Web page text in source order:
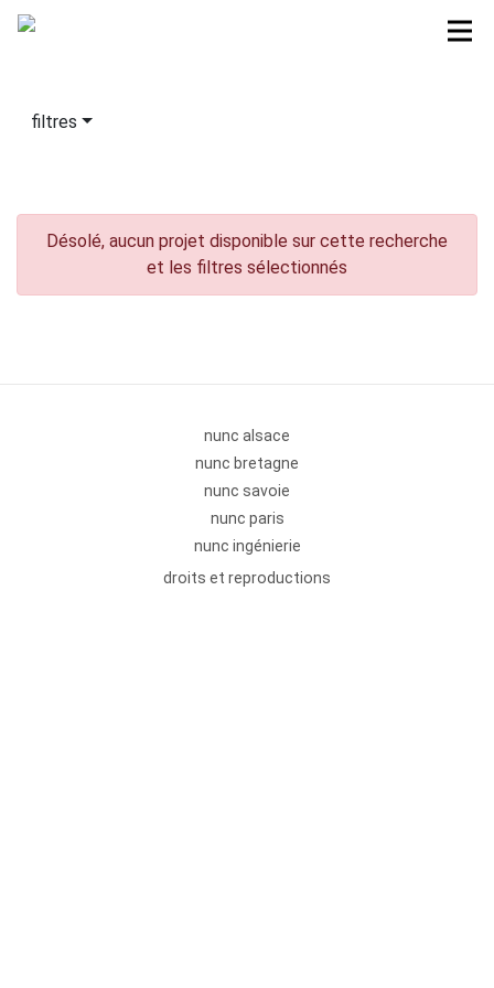
filtres
Désolé, aucun projet disponible sur cette recherche
et les filtres sélectionnés
nunc alsace
nunc bretagne
nunc savoie
nunc paris
nunc ingénierie
droits et reproductions